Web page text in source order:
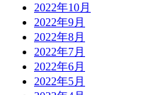
2022年10月
2022年9月
2022年8月
2022年7月
2022年6月
2022年5月